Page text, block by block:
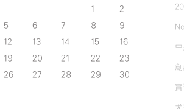
1
2
5 6 7 8
9
12 13 14 15
16
19 20 21 22
23
26 27 28 29
30
實